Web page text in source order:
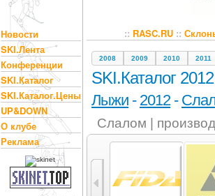
Новости
SKI.Лента
Конференции
SKI.Каталог
SKI.Каталог.Цены
UP&DOWN
О клубе
Реклама
:: RASC.RU::
2008 2009 2010 2011
SKI.Каталог
Лыжи - 2012-
Слалом |